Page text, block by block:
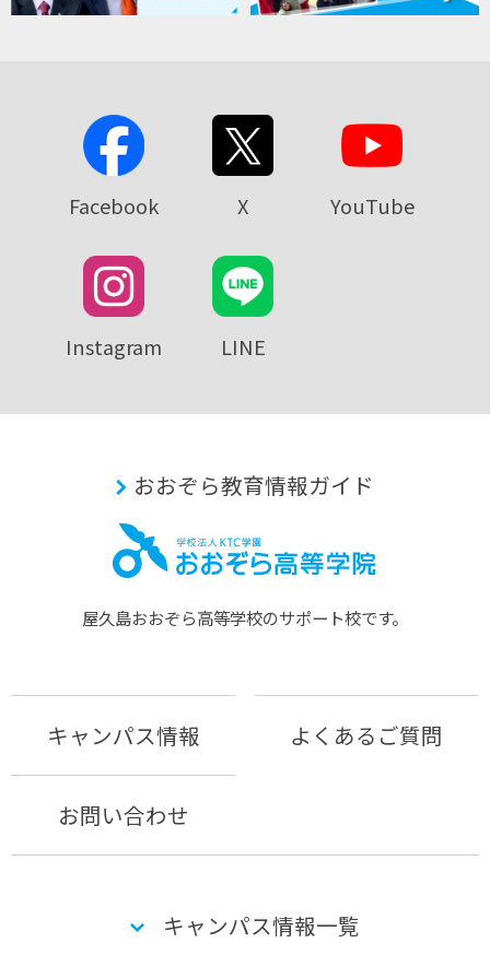
Facebook X YouTube
Instagram LINE
おおぞら教育情報ガイド
屋久島おおぞら⾼等学校のサポート校です。
キャンパス情報 よくあるご質問
お問い合わせ
キャンパス情報一覧